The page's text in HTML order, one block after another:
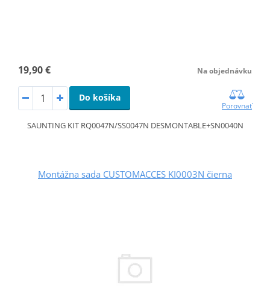
19,90 € Na objednávku
Do košíka
Porovnať
SAUNTING KIT RQ0047N/SS0047N DESMONTABLE+SN0040N
Montážna sada CUSTOMACCES KI0003N čierna